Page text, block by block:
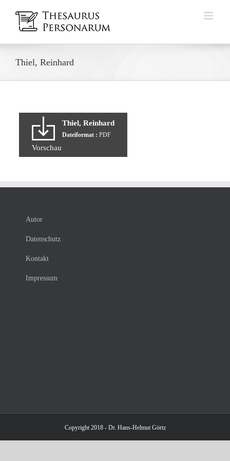
Inhalt
springen
Thiel, Reinhard
Thiel, Reinhard
Dateiformat : PDF
Vorschau
Autor
Datenschutz
Kontakt
Impressum
Copyright 2018 - Dr. Hans-Helmut Görtz